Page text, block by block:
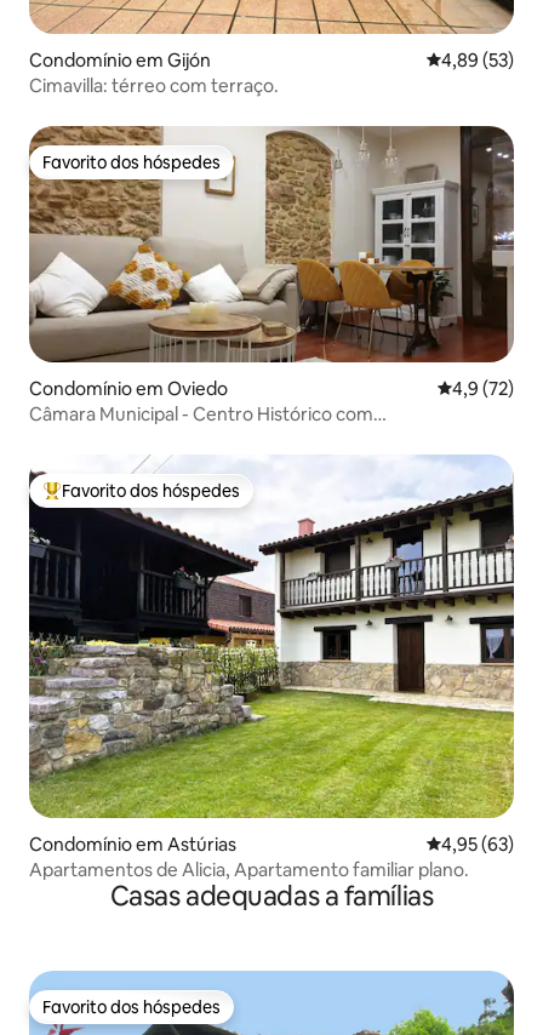
Condomínio em Gijón Classificação
4,89 (53)
Cimavilla: térreo com terraço.
Favorito dos hóspedes
Favorito dos hóspedes
Condomínio em Oviedo
4,9 (72)
Câmara Municipal - Centro Histórico com
Favoritos dos hóspedes mais apreciados
Favorito dos hóspedes
Condomínio em Astúrias Classificação
4,95 (63)
Apartamentos de Alicia, Apartamento familiar plano.
Casas adequadas a famílias
Favorito dos hóspedes
Favorito dos hóspedes